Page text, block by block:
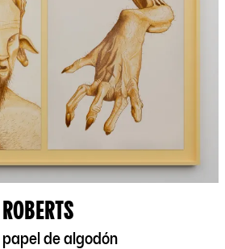
papel de algodón